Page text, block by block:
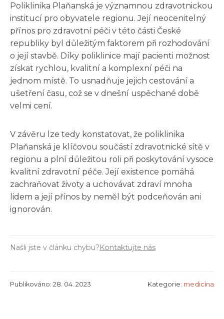
Poliklinika Plaňanská je významnou zdravotnickou
institucí pro obyvatele regionu. Její neocenitelný
přínos pro zdravotní péči v této části České
republiky byl důležitým faktorem při rozhodování
o její stavbě. Díky poliklinice mají pacienti možnost
získat rychlou, kvalitní a komplexní péči na
jednom místě. To usnadňuje jejich cestování a
ušetření času, což se v dnešní uspěchané době
velmi cení.
V závěru lze tedy konstatovat, že poliklinika
Plaňanská je klíčovou součástí zdravotnické sítě v
regionu a plní důležitou roli při poskytování vysoce
kvalitní zdravotní péče. Její existence pomáhá
zachraňovat životy a uchovávat zdraví mnoha
lidem a její přínos by neměl být podceňován ani
ignorován.
Našli jste v článku chybu?Kontaktujte nás
Publikováno: 28. 04. 2023 Kategorie: medicína